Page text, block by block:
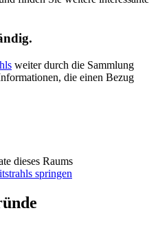
weiter durch die Sammlung
die einen Bezug
dieses Raums
springen